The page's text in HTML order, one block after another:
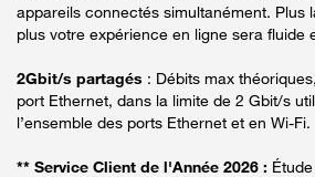
appareils connectés simultanément. Plus
plus votre expérience en ligne sera fluide
2Gbit/s partagés : Débits max
port Ethernet, dans la limite de 2 Gbit/s
l’ensemble des ports Ethernet et en Wi-Fi.
** Service Client de l'Année 2026 :